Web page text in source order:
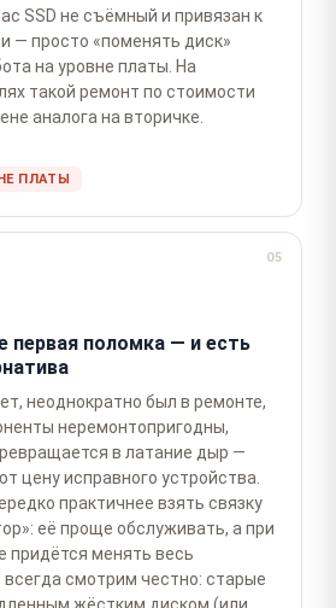
SSD не съёмный и привязан к
— просто «поменять диск»
на уровне платы. На
такой ремонт по стоимости
аналога на вторичке.
ПЛАТЫ
05
первая поломка — и есть
неоднократно был в ремонте,
неремонтопригодны,
в латание дыр —
цену исправного устройства.
практичнее взять связку
её проще обслуживать, а при
придётся менять весь
смотрим честно: старые
жёстким диском (или